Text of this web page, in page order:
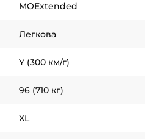
MOExtended
Легкова
Y (300 км/г)
96 (710 кг)
XL